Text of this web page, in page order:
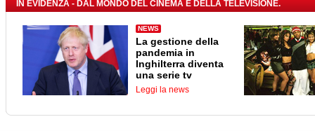
IN EVIDENZA - DAL MONDO DEL CINEMA E DELLA TELEVISIONE.
NEWS
La gestione della
pandemia in
Inghilterra diventa
una serie tv
Leggi la news